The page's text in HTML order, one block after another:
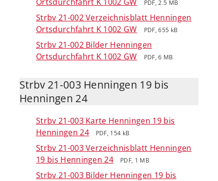
PDF, 2.5 MB
Strbv 21-002 Verzeichnisblatt Henningen
Ortsdurchfahrt K 1002 GW
PDF, 655 kB
Strbv 21-002 Bilder Henningen
Ortsdurchfahrt K 1002 GW
PDF, 6 MB
Strbv 21-003 Henningen 19 bis
Henningen 24
Strbv 21-003 Karte Henningen 19 bis
Henningen 24
PDF, 154 kB
Strbv 21-003 Verzeichnisblatt Henningen
19 bis Henningen 24
PDF, 1 MB
Strbv 21-003 Bilder Henningen 19 bis